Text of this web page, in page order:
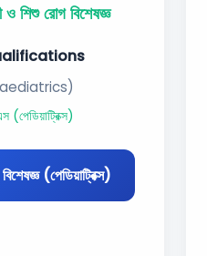
শিশু রোগ বিশেষজ্ঞ
(পেডিয়াট্রিক্স)
(পেডিয়াট্রিক্স)